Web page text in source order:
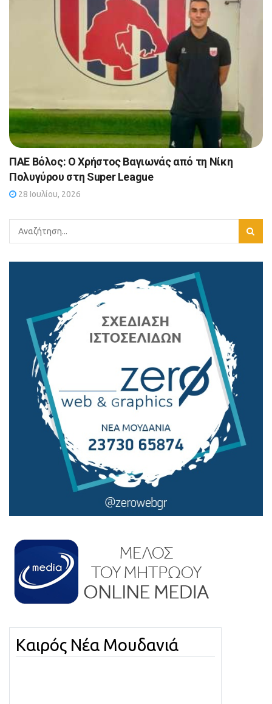
ΠΑΕ Βόλος: Ο Χρήστος Βαγιωνάς από τη Νίκη
Πολυγύρου στη Super League
28 Ιουλίου, 2026
Καιρός Νέα Μουδανιά